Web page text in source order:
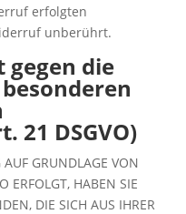
erfolgten
unberührt.
gegen die
21 DSGVO)
GRUNDLAGE VON
ERFOLGT, HABEN SIE
DIE SICH AUS IHRER